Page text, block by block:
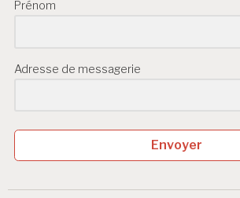
Prénom
Adresse de messagerie
Envoyer